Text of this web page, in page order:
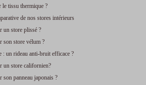
tissu thermique ?
de nos stores intérieurs
un store plissé ?
son store vélum ?
: un rideau anti-bruit efficace ?
un store californien?
son panneau japonais ?